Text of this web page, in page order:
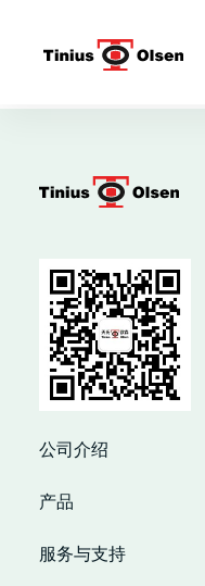
公司介绍
产品
服务与支持